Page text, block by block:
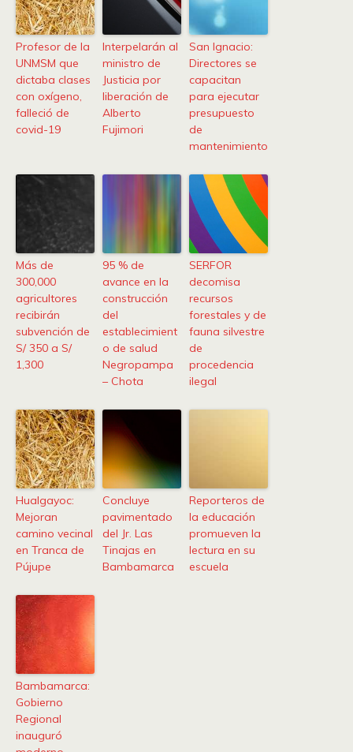
Profesor de la
UNMSM que
dictaba clases
con oxígeno,
falleció de
covid-19
Interpelarán al
ministro de
Justicia por
liberación de
Alberto
Fujimori
San Ignacio:
Directores se
capacitan
para ejecutar
presupuesto
de
mantenimiento
Más de
300,000
agricultores
recibirán
subvención de
S/ 350 a S/
1,300
95 % de
avance en la
construcción
del
establecimient
o de salud
Negropampa
– Chota
SERFOR
decomisa
recursos
forestales y de
fauna silvestre
de
procedencia
ilegal
Hualgayoc:
Mejoran
camino vecinal
en Tranca de
Pújupe
Concluye
pavimentado
del Jr. Las
Tinajas en
Bambamarca
Reporteros de
la educación
promueven la
lectura en su
escuela
Bambamarca:
Gobierno
Regional
inauguró